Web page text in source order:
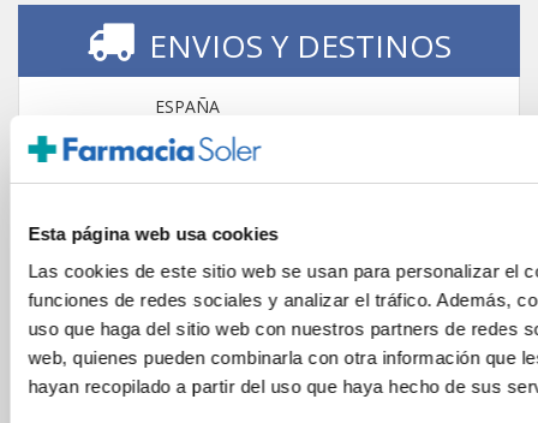
Esta página web usa cookies
Las cookies de este sitio web se usan para personalizar el
funciones de redes sociales y analizar el tráfico. Además,
uso que haga del sitio web con nuestros partners de redes
web, quienes pueden combinarla con otra información que
hayan recopilado a partir del uso que haya hecho de sus
ENVIOS Y DESTINOS
ESPAÑA
Península
Islas Baleares
Islas Canarias
24/48h